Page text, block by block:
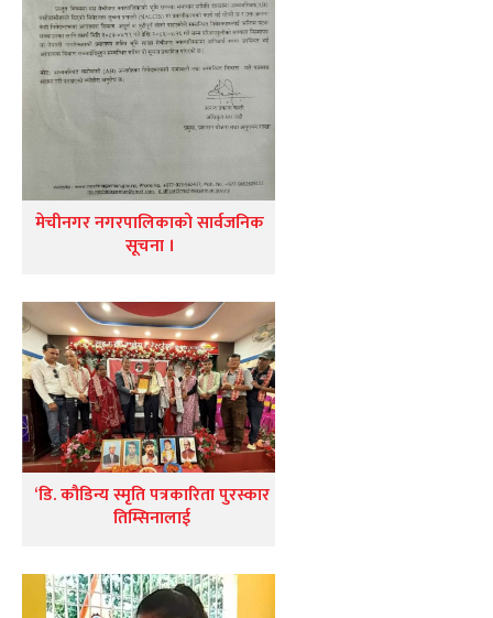
मेचीनगर नगरपालिकाको सार्वजनिक
सूचना ।
‘डि. कौडिन्य स्मृति पत्रकारिता पुरस्कार
तिम्सिनालाई